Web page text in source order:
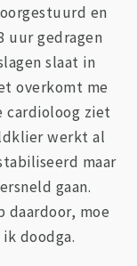
en
uur gedragen
slaat in
overkomt me
cardioloog ziet
werkt al
maar
gaan.
daardoor, moe
doodga.